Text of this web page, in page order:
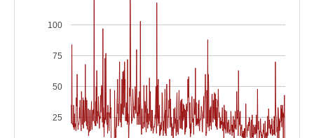
25
50
75
100